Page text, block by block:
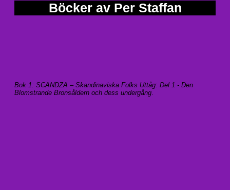
Böcker av Per Staffan
Bok 1: SCANDZA – Skandinaviska Folks Uttåg: Del 1 - Den
Blomstrande Bronsåldern och dess undergång.